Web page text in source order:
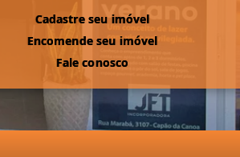
Cadastre seu imóvel
Encomende seu imóvel
Fale conosco